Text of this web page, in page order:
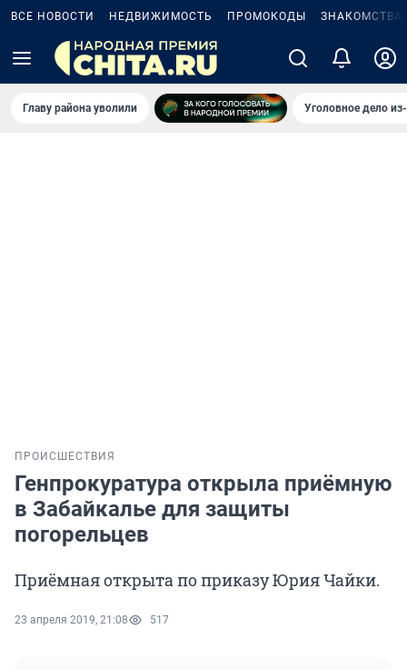
ВСЕ НОВОСТИ НЕДВИЖИМОСТЬ ПРОМОКОДЫ ЗНАКОМСТВА
Главу района уволили Уголовное дело
ПРОИСШЕСТВИЯ
Генпрокуратура открыла приёмную
в Забайкалье для защиты
погорельцев
Приёмная открыта по приказу Юрия Чайки.
23 апреля 2019, 21:08 517